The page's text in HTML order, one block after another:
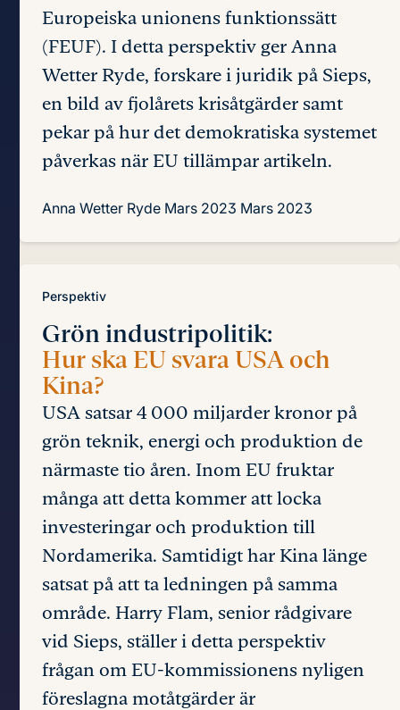
Europeiska unionens funktionssätt
(FEUF). I detta perspektiv ger Anna
Wetter Ryde, forskare i juridik på Sieps,
en bild av fjolårets krisåtgärder samt
pekar på hur det demokratiska systemet
påverkas när EU tillämpar artikeln.
Anna Wetter Ryde Mars 2023 Mars 2023
Perspektiv
Grön industripolitik:
Hur ska EU svara USA och
Kina?
USA satsar 4 000 miljarder kronor på
grön teknik, energi och produktion de
närmaste tio åren. Inom EU fruktar
många att detta kommer att locka
investeringar och produktion till
Nordamerika. Samtidigt har Kina länge
satsat på att ta ledningen på samma
område. Harry Flam, senior rådgivare
vid Sieps, ställer i detta perspektiv
frågan om EU-kommissionens nyligen
föreslagna motåtgärder är